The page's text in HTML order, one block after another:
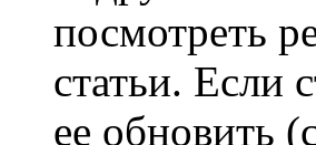
посмотреть
статьи. Если
ее обновить